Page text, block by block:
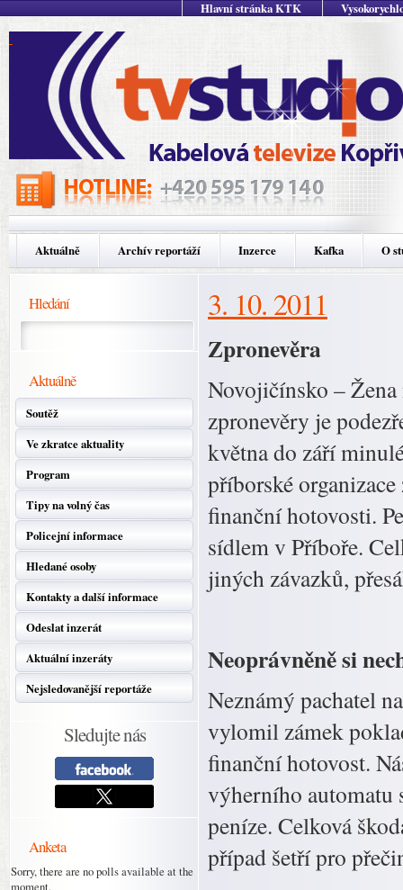
Hlavní stránka KTK
Aktuálně Archív reportáží Inzerce Kafka O
Hledání
Aktuálně
Soutěž
Ve zkratce aktuality
Program
Tipy na volný čas
Policejní informace
Hledané osoby
Kontakty a další informace
Odeslat inzerát
Aktuální inzeráty
Nejsledovanější reportáže
Sledujte nás
Anketa
Sorry, there are no polls available at the
moment.
3. 10. 2011
Zpronevěra
Novojičínsko –
zpronevěry je
května do září
příborské
finanční hotovosti.
sídlem v Příboře.
jiných závazků,
Neoprávněně si
Neznámý pachatel
vylomil zámek
finanční hotovost.
výherního automatu
peníze. Celková
případ šetří pro